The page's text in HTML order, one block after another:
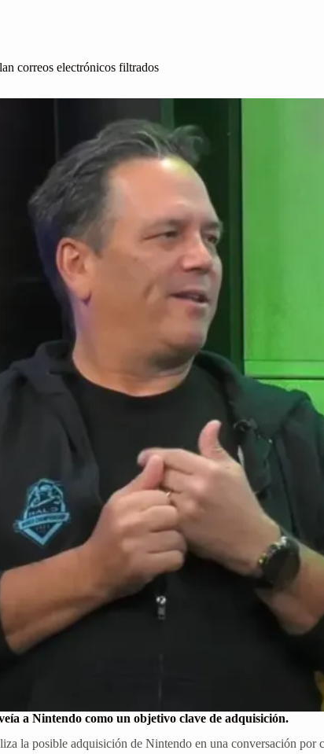
correos electrónicos filtrados
a Nintendo como un objetivo clave de adquisición.
la posible adquisición de Nintendo en una conversación